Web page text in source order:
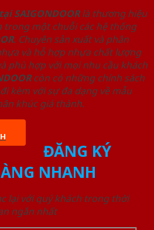
SAIGONDOORlà thương hiệu
trong một chuỗi các hệ thống
. Chuyên sản xuất và phân
và hỗ hợp nhựa chất lượng
phù hợp với mọi nhu cầu khách
còn có những chính sách
đi kèm với sự đa dạng về mẫu
khúc giá thành.
ĐĂNG KÝ
NHANH
lại với quý khách trong thời
ngắn nhất